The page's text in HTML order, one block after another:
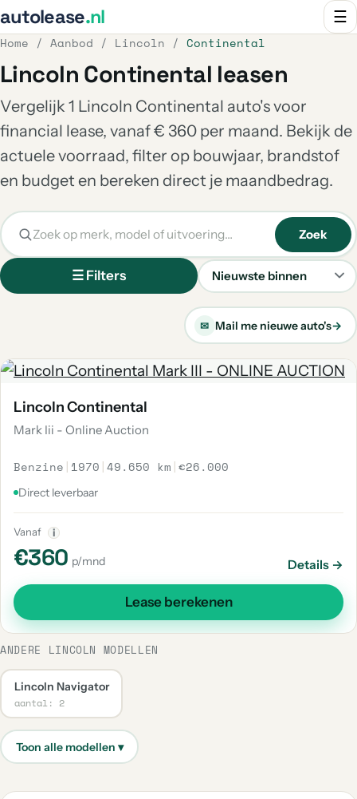
autolease.nl ☰
Home / Aanbod / Lincoln / Continental
Lincoln Continental leasen
Vergelijk 1 Lincoln Continental auto's voor
financial lease, vanaf € 360 per maand. Bekijk de
actuele voorraad, filter op bouwjaar, brandstof
en budget en bereken direct je maandbedrag.
☰ Filters
Sorteren
Zoek
✉ Mail me nieuwe auto's→
Lincoln Continental
Mark Iii - Online Auction
Benzine | 1970 |49.650 km |€26.000
Direct leverbaar
Vanaf i
€360 p/mnd Details →
Lease berekenen
ANDERE LINCOLN MODELLEN
Lincoln Navigator
aantal: 2